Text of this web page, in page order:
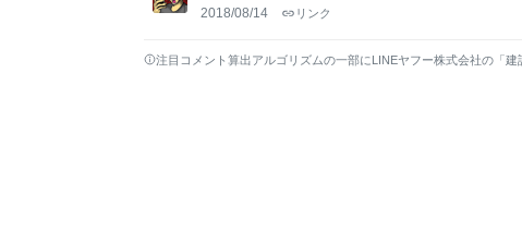
2018/08/14 リンク
注目コメント算出アルゴリズムの一部にLINEヤフー株式会社の「